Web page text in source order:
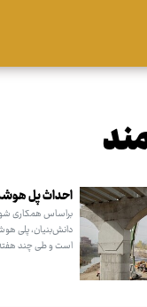
احداث پل
براساس همکاری
دانش‌بنیان، پلی
است و طی چند هفته